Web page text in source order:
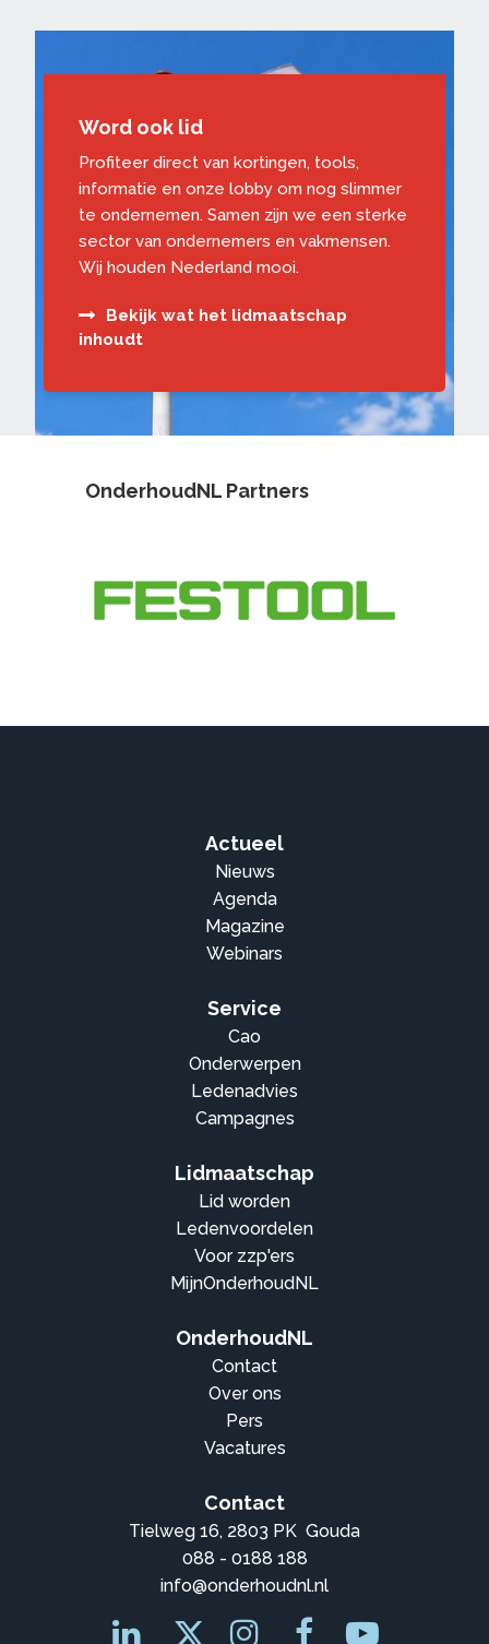
Word ook lid
Profiteer direct van kortingen, tools,
informatie en onze lobby om nog slimmer
te ondernemen. Samen zijn we een sterke
sector van ondernemers en vakmensen.
Wij houden Nederland mooi.
Bekijk wat het lidmaatschap
inhoudt
OnderhoudNL Partners
Actueel
Nieuws
Agenda
Magazine
Webinars
Service
Cao
Onderwerpen
Ledenadvies
Campagnes
Lidmaatschap
Lid worden
Ledenvoordelen
Voor zzp'ers
MijnOnderhoudNL
OnderhoudNL
Contact
Over ons
Pers
Vacatures
Contact
Tielweg 16, 2803 PK Gouda
088 - 0188 188
info@onderhoudnl.nl